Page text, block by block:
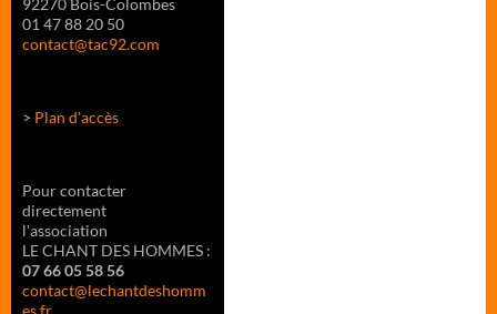
01 47 88 20 50
contact@tac92.com
> Plan d'accès
Pour contacter
directement
l'association
LE CHANT DES HOMMES :
07 66 05 58 56
contact@lechantdeshomm
es.fr